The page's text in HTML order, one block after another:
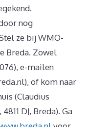
nog
ze bij WMO-
Breda. Zowel
e-mailen
of kom naar
(Claudius
DJ, Breda). Ga